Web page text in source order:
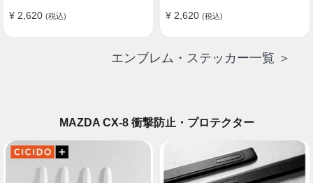
¥ 2,620 (税込) ¥ 2,620 (税込)
エンブレム・ステッカー一覧 ＞
MAZDA CX-8 衝撃防止・プロテクター